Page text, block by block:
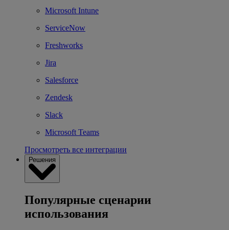
Microsoft Intune
ServiceNow
Freshworks
Jira
Salesforce
Zendesk
Slack
Microsoft Teams
Просмотреть все интеграции
Решения
Популярные сценарии
использования